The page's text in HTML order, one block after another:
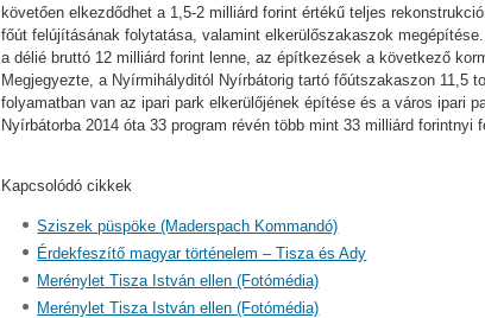
követően elkezdődhet a 1,5-2 milliárd forint értékű teljes
főút felújításának folytatása, valamint elkerülőszakaszok
a délié bruttó 12 milliárd forint lenne, az építkezések a következő
Megjegyezte, a Nyírmihályditól Nyírbátorig tartó főútszakaszon
folyamatban van az ipari park elkerülőjének építése és a város ipari
Nyírbátorba 2014 óta 33 program révén több mint 33 milliárd
Kapcsolódó cikkek
Sziszek püspöke (Maderspach Kommandó)
Érdekfeszítő magyar történelem – Tisza és Ady
Merénylet Tisza István ellen (Fotómédia)
Merénylet Tisza István ellen (Fotómédia)